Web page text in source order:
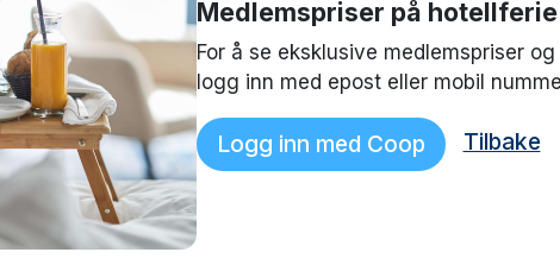
Medlemspriser på hotellferie
For å se eksklusive medlemspriser
logg inn med epost eller mobil
Logg inn med Coop Tilbake